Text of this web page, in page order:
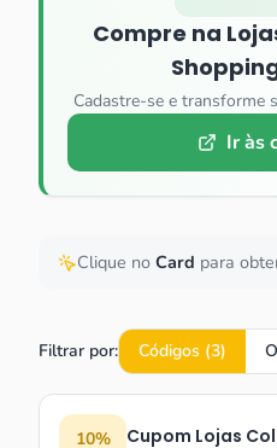
Compre na
Cadastre-se e transforme
Ir às
Clique no Card para
Filtrar por: Códigos (3)
10%
Cupom Lojas